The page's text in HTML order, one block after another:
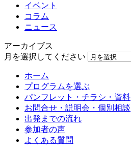
イベント
コラム
ニュース
アーカイブス
月を選択してください
ホーム
プログラムを選ぶ
パンフレット・チラシ・資料
お問合せ・説明会・個別相談
出発までの流れ
参加者の声
よくある質問